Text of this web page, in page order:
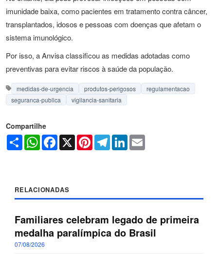
imunidade baixa, como pacientes em tratamento contra câncer,
transplantados, idosos e pessoas com doenças que afetam o
sistema imunológico.
Por isso, a Anvisa classificou as medidas adotadas como
preventivas para evitar riscos à saúde da população.
medidas-de-urgencia produtos-perigosos
regulamentacao
seguranca-publica
vigilancia-sanitaria
Compartilhe
Share WhatsAppFacebook
X PinterestTelegramLinkedIn
RELACIONADAS
Familiares celebram legado de primeira
medalha paralímpica do Brasil
07/08/2026